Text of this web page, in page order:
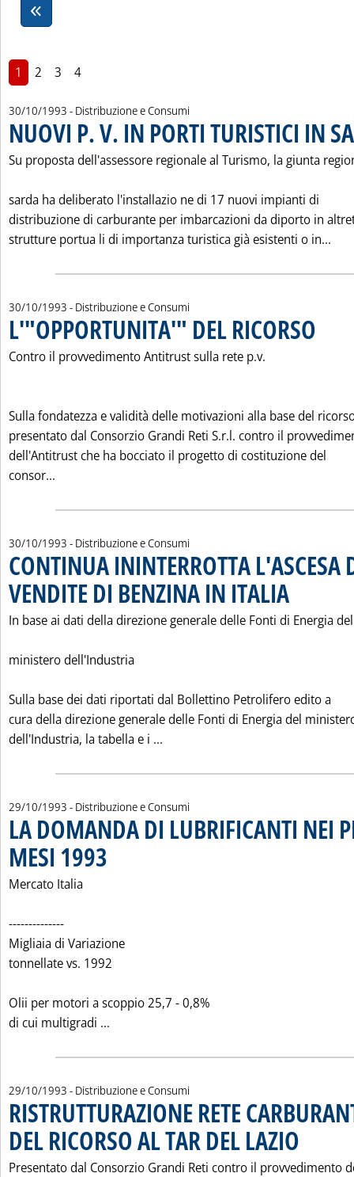
1 2 3 4
30/10/1993 - Distribuzione e Consumi
NUOVI P. V. IN PORTI TURISTICI IN
Su proposta dell'assessore regionale al Turismo, la giunta
sarda ha deliberato l'installazio ne di 17 nuovi impianti di
distribuzione di carburante per imbarcazioni da diporto in
strutture portua li di importanza turistica già esistenti o in...
30/10/1993 - Distribuzione e Consumi
L'"OPPORTUNITA'" DEL RICORSO
Contro il provvedimento Antitrust sulla rete p.v.
Sulla fondatezza e validità delle motivazioni alla base del
presentato dal Consorzio Grandi Reti S.r.l. contro il
dell'Antitrust che ha bocciato il progetto di costituzione del
consor...
30/10/1993 - Distribuzione e Consumi
CONTINUA ININTERROTTA L'ASCESA
VENDITE DI BENZINA IN ITALIA
In base ai dati della direzione generale delle Fonti di Energia del
ministero dell'Industria
Sulla base dei dati riportati dal Bollettino Petrolifero edito a
cura della direzione generale delle Fonti di Energia del
dell'Industria, la tabella e i ...
29/10/1993 - Distribuzione e Consumi
LA DOMANDA DI LUBRIFICANTI NEI
MESI 1993
Mercato Italia
--------------
Migliaia di Variazione
tonnellate vs. 1992
Olii per motori a scoppio 25,7 - 0,8%
di cui multigradi ...
29/10/1993 - Distribuzione e Consumi
RISTRUTTURAZIONE RETE
DEL RICORSO AL TAR DEL LAZIO
Presentato dal Consorzio Grandi Reti contro il provvedimento